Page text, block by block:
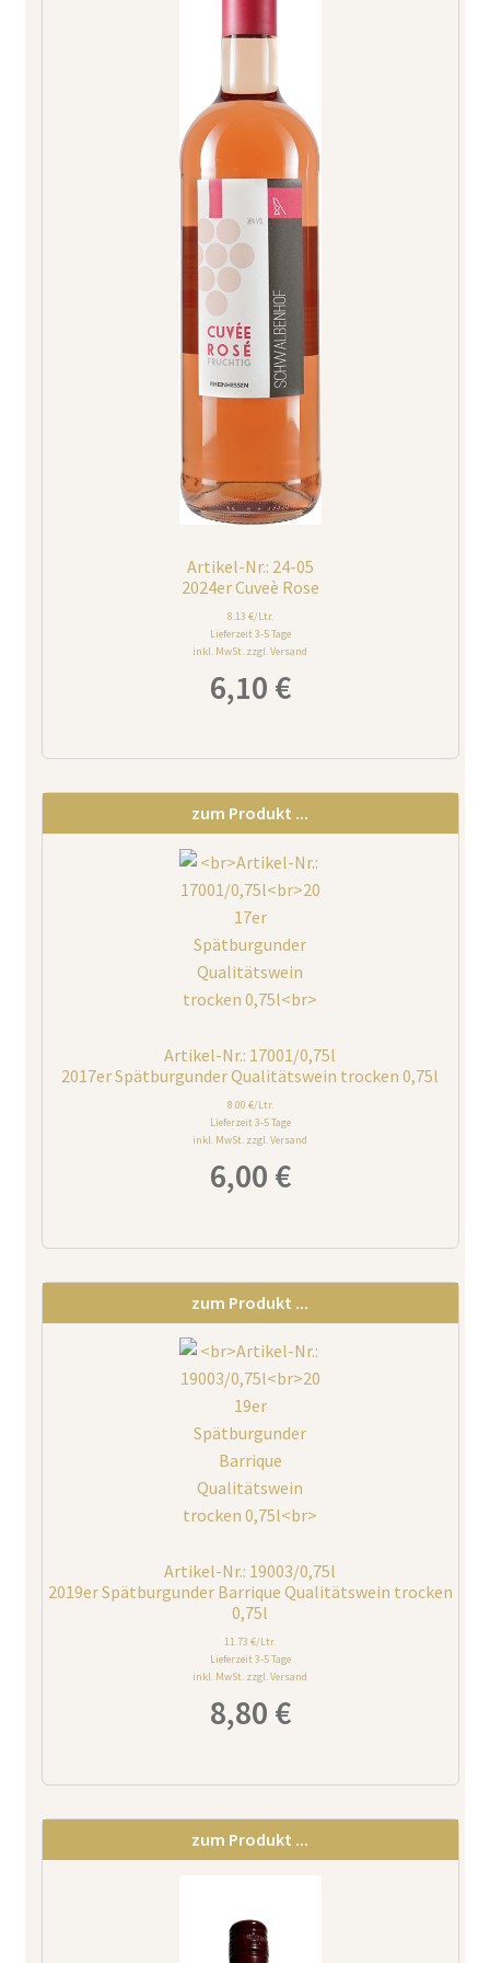
Artikel-Nr.: 24-05
2024er Cuveè Rose
8.13 €/Ltr.
Lieferzeit 3-5 Tage
inkl. MwSt. zzgl. Versand
6,10 €
Artikel-Nr.: 17001/0,75l
2017er Spätburgunder Qualitätswein trocken 0,75l
8.00 €/Ltr.
Lieferzeit 3-5 Tage
inkl. MwSt. zzgl. Versand
6,00 €
zum Produkt ...
Artikel-Nr.: 19003/0,75l
2019er Spätburgunder Barrique Qualitätswein trocken
0,75l
11.73 €/Ltr.
Lieferzeit 3-5 Tage
inkl. MwSt. zzgl. Versand
8,80 €
zum Produkt ...
zum Produkt ...